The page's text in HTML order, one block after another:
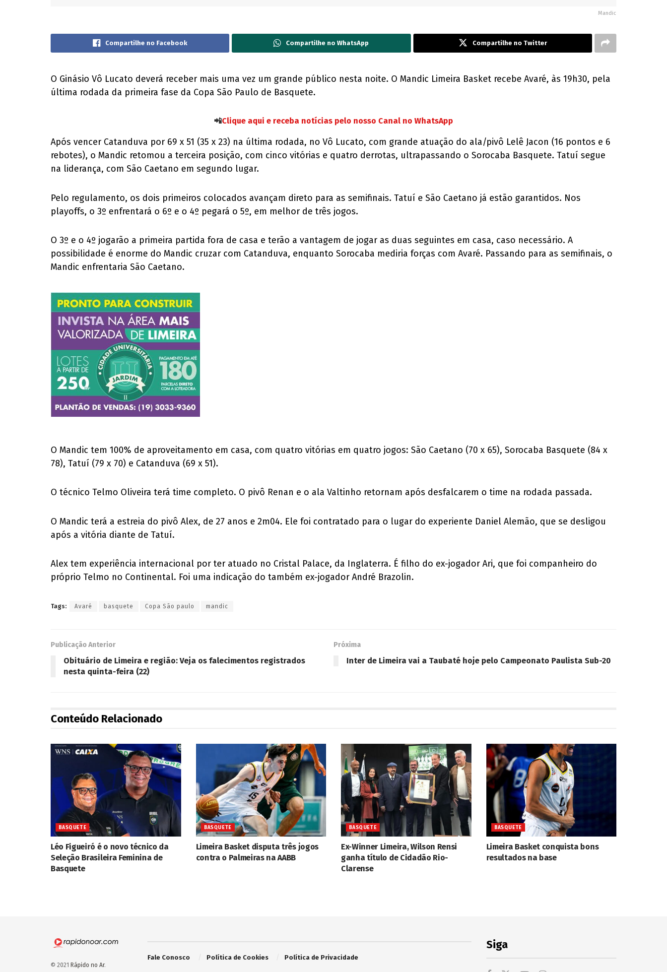
Mandic
Compartilhe no Facebook Compartilhe no WhatsApp Compartilhe no Twitter
O Ginásio Vô Lucato deverá receber mais uma vez um grande público nesta noite. O Mandic Limeira Basket recebe Avaré, às 19h30, pela
última rodada da primeira fase da Copa São Paulo de Basquete.
📲Clique aqui e receba notícias pelo nosso Canal no WhatsApp
Após vencer Catanduva por 69 x 51 (35 x 23) na última rodada, no Vô Lucato, com grande atuação do ala/pivô Lelê Jacon (16 pontos e 6
rebotes), o Mandic retomou a terceira posição, com cinco vitórias e quatro derrotas, ultrapassando o Sorocaba Basquete. Tatuí segue
na liderança, com São Caetano em segundo lugar.
Pelo regulamento, os dois primeiros colocados avançam direto para as semifinais. Tatuí e São Caetano já estão garantidos. Nos
playoffs, o 3º enfrentará o 6º e o 4º pegará o 5º, em melhor de três jogos.
O 3º e o 4º jogarão a primeira partida fora de casa e terão a vantagem de jogar as duas seguintes em casa, caso necessário. A
possibilidade é enorme do Mandic cruzar com Catanduva, enquanto Sorocaba mediria forças com Avaré. Passando para as semifinais, o
Mandic enfrentaria São Caetano.
O Mandic tem 100% de aproveitamento em casa, com quatro vitórias em quatro jogos: São Caetano (70 x 65), Sorocaba Basquete (84 x
78), Tatuí (79 x 70) e Catanduva (69 x 51).
O técnico Telmo Oliveira terá time completo. O pivô Renan e o ala Valtinho retornam após desfalcarem o time na rodada passada.
O Mandic terá a estreia do pivô Alex, de 27 anos e 2m04. Ele foi contratado para o lugar do experiente Daniel Alemão, que se desligou
após a vitória diante de Tatuí.
Alex tem experiência internacional por ter atuado no Cristal Palace, da Inglaterra. É filho do ex-jogador Ari, que foi companheiro do
próprio Telmo no Continental. Foi uma indicação do também ex-jogador André Brazolin.
Tags: Avaré basquete Copa São paulo mandic
Publicação Anterior
Obituário de Limeira e região: Veja os falecimentos registrados
nesta quinta-feira (22)
Próxima
Inter de Limeira vai a Taubaté hoje pelo Campeonato Paulista Sub-20
Conteúdo Relacionado
BASQUETE
Léo Figueiró é o novo técnico da
Seleção Brasileira Feminina de
Basquete
BASQUETE
Limeira Basket disputa três jogos
contra o Palmeiras na AABB
BASQUETE
Ex-Winner Limeira, Wilson Rensi
ganha título de Cidadão Rio-
Clarense
BASQUETE
Limeira Basket conquista bons
resultados na base
© 2021 Rápido no Ar.
Fale Conosco Política de Cookies Política de Privacidade
Siga